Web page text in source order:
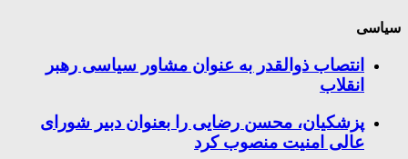
سیاسی
انتصاب ذوالقدر به عنوان مشاور سیاسی رهبر
انقلاب
پزشکیان، محسن رضایی را بعنوان دبیر شورای
عالی امنیت منصوب کرد